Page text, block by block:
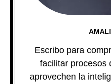
Escribo para
facilitar procesos
aprovechen la